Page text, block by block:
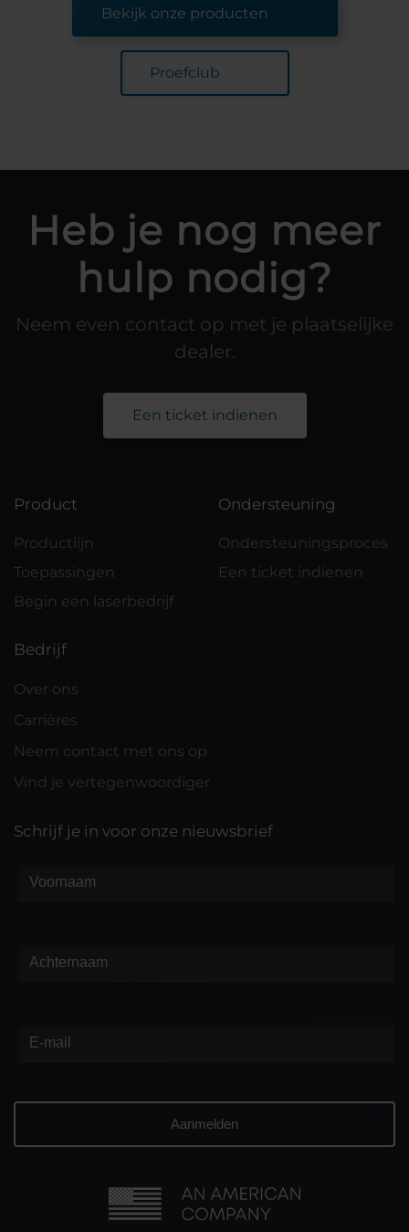
Bekijk onze producten
Proefclub
Heb je nog meer
hulp nodig?
Neem even contact op met je plaatselijke
dealer.
Een ticket indienen
Product
Productlijn
Toepassingen
Begin een laserbedrijf
Ondersteuning
Ondersteuningsproces
Een ticket indienen
Bedrijf
Over ons
Carrières
Neem contact met ons op
Vind je vertegenwoordiger
Schrijf je in voor onze nieuwsbrief